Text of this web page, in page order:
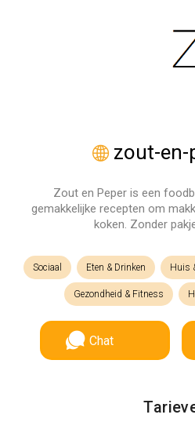
zout-en-
Zout en Peper is een
gemakkelijke recepten om
koken. Zonder
Sociaal Eten & Drinken Huis
Gezondheid & Fitness
Chat